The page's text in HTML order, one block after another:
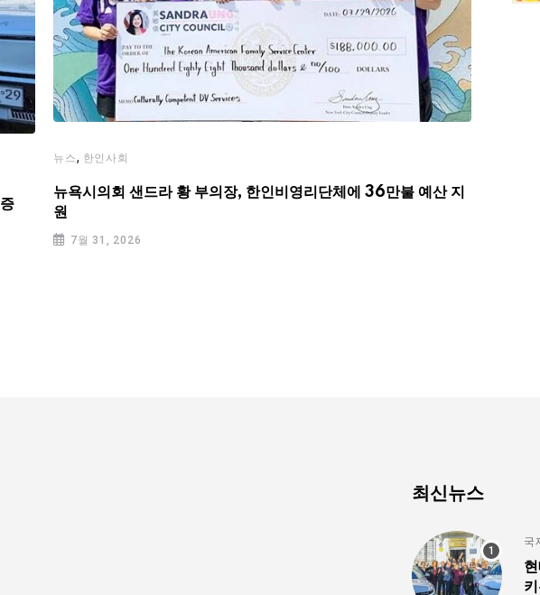
뉴스, 한인사회
뉴욕시의회 샌드라 황 부의장, 한인비영리단체에 36만불 예산 지
원
7월 31, 2026
최신뉴스
국